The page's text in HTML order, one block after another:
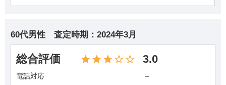
60代男性 査定時期： 2024年3月
総合評価 3.0
電話対応 －